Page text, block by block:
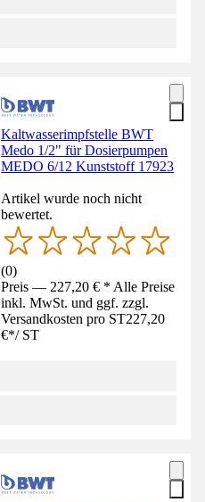
Kaltwasserimpfstelle BWT
Medo 1/2" für Dosierpumpen
MEDO 6/12 Kunststoff 17923
Artikel wurde noch nicht
bewertet.
(0)
Preis — 227,20 € * Alle Preise
inkl. MwSt. und ggf. zzgl.
Versandkosten pro ST227,20
€*/ ST